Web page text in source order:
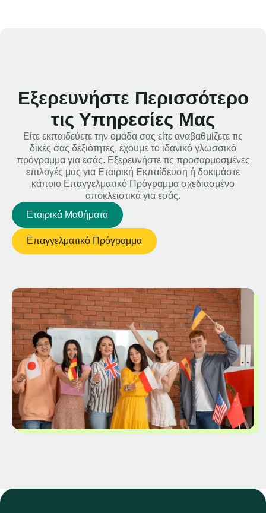
Εξερευνήστε Περισσότερο
τις Υπηρεσίες Μας
Είτε εκπαιδεύετε την ομάδα σας είτε αναβαθμίζετε τις
δικές σας δεξιότητες, έχουμε το ιδανικό γλωσσικό
πρόγραμμα για εσάς. Εξερευνήστε τις προσαρμοσμένες
επιλογές μας για Εταιρική Εκπαίδευση ή δοκιμάστε
κάποιο Επαγγελματικό Πρόγραμμα σχεδιασμένο
αποκλειστικά για εσάς.
Εταιρικά Μαθήματα
Επαγγελματικό Πρόγραμμα